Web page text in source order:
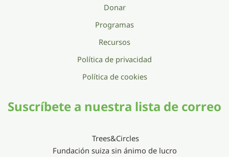
Donar
Programas
Recursos
Política de privacidad
Política de cookies
Suscríbete a nuestra lista de correo
Trees&Circles
Fundación suiza sin ánimo de lucro